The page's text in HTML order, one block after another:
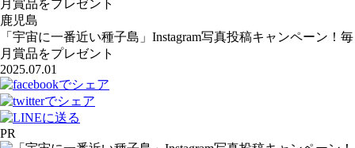
月賞品をプレゼント
鹿児島
「宇宙に一番近い種子島」Instagram写真投稿キャンペーン！毎
月賞品をプレゼント
2025.07.01
PR